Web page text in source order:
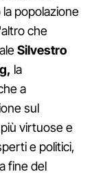
popolazione
che
Silvestro
la
a
sul
virtuose e
e politici,
fine del